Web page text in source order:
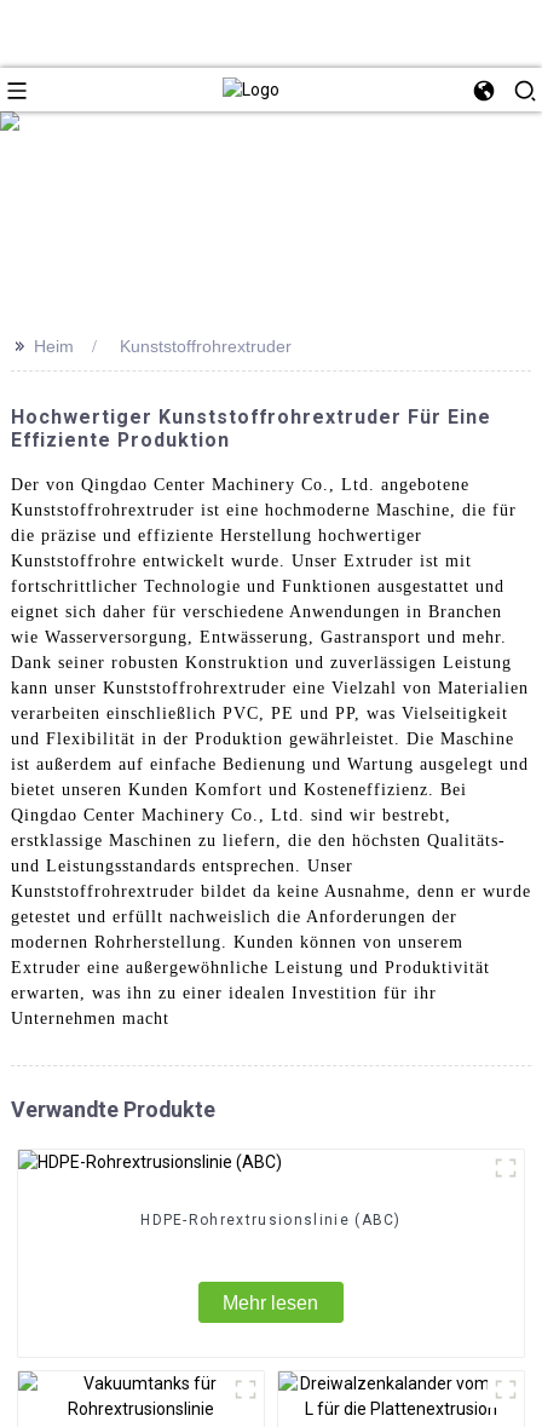
>> Heim Kunststoffrohrextruder
Hochwertiger Kunststoffrohrextruder Für Eine
Effiziente Produktion
Der von Qingdao Center Machinery Co., Ltd. angebotene
Kunststoffrohrextruder ist eine hochmoderne Maschine, die für
die präzise und effiziente Herstellung hochwertiger
Kunststoffrohre entwickelt wurde. Unser Extruder ist mit
fortschrittlicher Technologie und Funktionen ausgestattet und
eignet sich daher für verschiedene Anwendungen in Branchen
wie Wasserversorgung, Entwässerung, Gastransport und mehr.
Dank seiner robusten Konstruktion und zuverlässigen Leistung
kann unser Kunststoffrohrextruder eine Vielzahl von Materialien
verarbeiten einschließlich PVC, PE und PP, was Vielseitigkeit
und Flexibilität in der Produktion gewährleistet. Die Maschine
ist außerdem auf einfache Bedienung und Wartung ausgelegt und
bietet unseren Kunden Komfort und Kosteneffizienz. Bei
Qingdao Center Machinery Co., Ltd. sind wir bestrebt,
erstklassige Maschinen zu liefern, die den höchsten Qualitäts-
und Leistungsstandards entsprechen. Unser
Kunststoffrohrextruder bildet da keine Ausnahme, denn er wurde
getestet und erfüllt nachweislich die Anforderungen der
modernen Rohrherstellung. Kunden können von unserem
Extruder eine außergewöhnliche Leistung und Produktivität
erwarten, was ihn zu einer idealen Investition für ihr
Unternehmen macht
Verwandte Produkte
HDPE-Rohrextrusionslinie (ABC)
Mehr lesen